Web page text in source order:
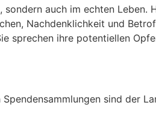
auch im echten Leben.
Nachdenklichkeit und
sprechen ihre potentiellen
sind der